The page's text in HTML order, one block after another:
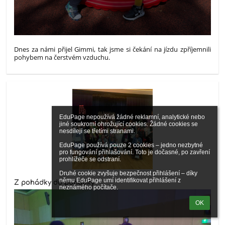
EduPage nepoužívá žádné reklamní, analytické nebo
jiné soukromí ohrožující cookies. Žádné cookies se
nesdílejí se třetími stranami.
EduPage používá pouze 2 cookies – jedno nezbytné
pro fungování přihlašování. Toto je dočasné, po zavření
prohlížeče se odstraní.
Druhé cookie zvyšuje bezpečnost přihlášení – díky
němu EduPage umí identifikovat přihlášení z
neznámého počítače.
OK
Dnes za námi přijel Gimmi, tak jsme si čekání na jízdu zpříjemnili
pohybem na čerstvém vzduchu.
Z pohádky do pohádky